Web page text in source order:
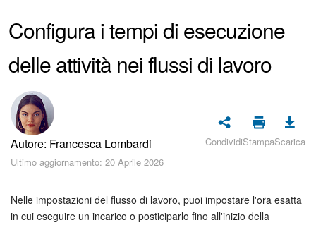
Supporto Bitrix24
Registrazione e accesso
Piani e pagamento
Sicurezza in Bitrix24
CoPilot: IA in Bitrix24
Configura i tempi di esecuzione
delle attività nei flussi di lavoro
Autore: Francesca Lombardi
Ultimo aggiornamento: 20 Aprile 2026
CondividiStampaScarica
Nelle impostazioni del flusso di lavoro, puoi impostare l'ora esatta
in cui eseguire un incarico o posticiparlo fino all'inizio della